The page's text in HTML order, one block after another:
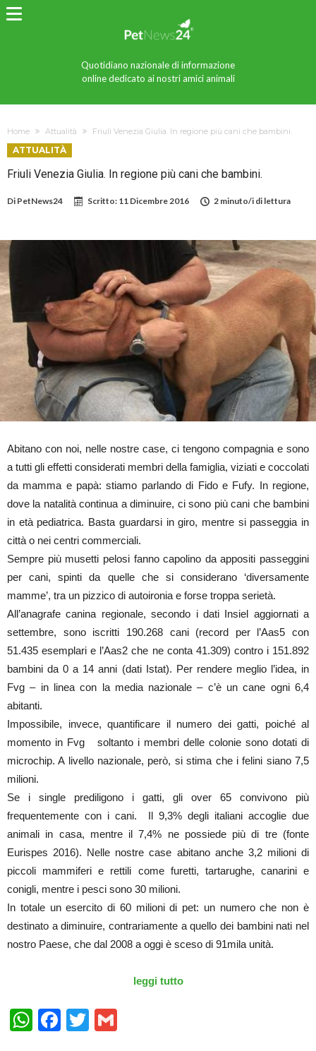
Quotidiano nazionale di informazione
online dedicato ai nostri amici animali
Home Attualità Friuli Venezia Giulia. In regione più cani che bambini.
ATTUALITÀ
Friuli Venezia Giulia. In regione più cani che bambini.
Di PetNews24 Scritto: 11 Dicembre 2016 2 minuto/i di lettura
Abitano con noi, nelle nostre case, ci tengono compagnia e sono
a tutti gli effetti considerati membri della famiglia, viziati e coccolati
da mamma e papà: stiamo parlando di Fido e Fufy. In regione,
dove la natalità continua a diminuire, ci sono più cani che bambini
in età pediatrica. Basta guardarsi in giro, mentre si passeggia in
città o nei centri commerciali.
Sempre più musetti pelosi fanno capolino da appositi passeggini
per cani, spinti da quelle che si considerano ‘diversamente
mamme’, tra un pizzico di autoironia e forse troppa serietà.
All’anagrafe canina regionale, secondo i dati Insiel aggiornati a
settembre, sono iscritti 190.268 cani (record per l’Aas5 con
51.435 esemplari e l’Aas2 che ne conta 41.309) contro i 151.892
bambini da 0 a 14 anni (dati Istat). Per rendere meglio l’idea, in
Fvg – in linea con la media nazionale – c’è un cane ogni 6,4
abitanti.
Impossibile, invece, quantificare il numero dei gatti, poiché al
momento in Fvg soltanto i membri delle colonie sono dotati di
microchip. A livello nazionale, però, si stima che i felini siano 7,5
milioni.
Se i single prediligono i gatti, gli over 65 convivono più
frequentemente con i cani. Il 9,3% degli italiani accoglie due
animali in casa, mentre il 7,4% ne possiede più di tre (fonte
Eurispes 2016). Nelle nostre case abitano anche 3,2 milioni di
piccoli mammiferi e rettili come furetti, tartarughe, canarini e
conigli, mentre i pesci sono 30 milioni.
In totale un esercito di 60 milioni di pet: un numero che non è
destinato a diminuire, contrariamente a quello dei bambini nati nel
nostro Paese, che dal 2008 a oggi è sceso di 91mila unità.
leggi tutto
WhatsApp
Facebook
Twitter